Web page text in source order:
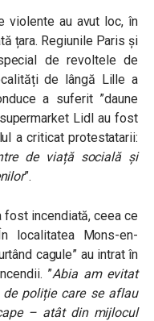
violente au avut loc, în
țara. Regiunile Paris și
de revoltele de
de lângă Lille a
a suferit ”daune
Lidl au fost
a criticat protestatarii:
de viață socială și
”.
fost incendiată, ceea ce
localitatea Mons-en-
cagule” au intrat în
”Abia am evitat
poliție care se aflau
– atât din mijlocul